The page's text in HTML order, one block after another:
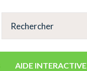
AIDE INTERACTIVE